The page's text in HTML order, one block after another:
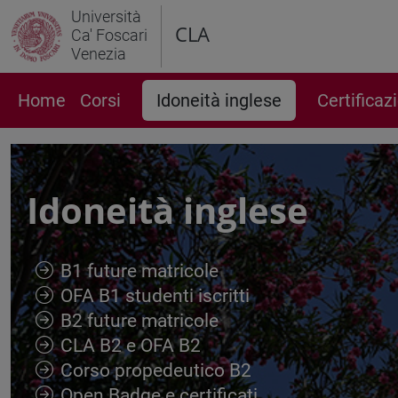
Università
Ca' Foscari
Venezia
CLA
Home Corsi Idoneità inglese
Idoneità inglese
B1 future matricole
OFA B1 studenti iscritti
B2 future matricole
CLA B2 e OFA B2
Corso propedeutico B2